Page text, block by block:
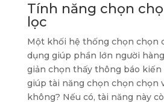
Tính năng chọn
lọc
Một khối hệ thống chọn chọn
dụng giúp phần lớn người hàng
giản chọn thấy thông báo kiến
giúp tài năng chọn chọn chọn
không? Nếu có, tài năng này